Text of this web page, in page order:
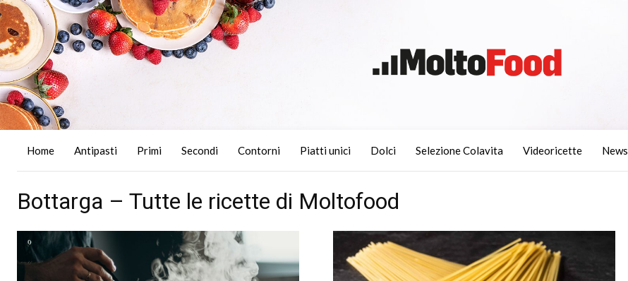
Home Antipasti Primi Secondi Contorni Piatti unici Dolci Selezione Colavita Videoricette News
Bottarga – Tutte le ricette di Moltofood